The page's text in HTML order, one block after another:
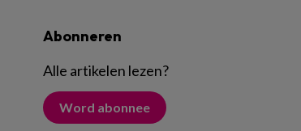
Abonneren
Alle artikelen lezen?
Word abonnee